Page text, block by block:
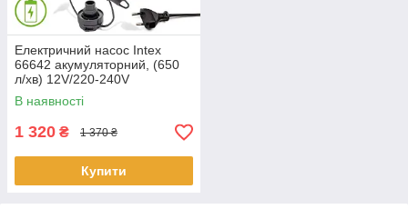
Електричний насос Intex
66642 акумуляторний, (650
л/хв) 12V/220-240V
В наявності
1 320 ₴ 1 370 ₴
Купити